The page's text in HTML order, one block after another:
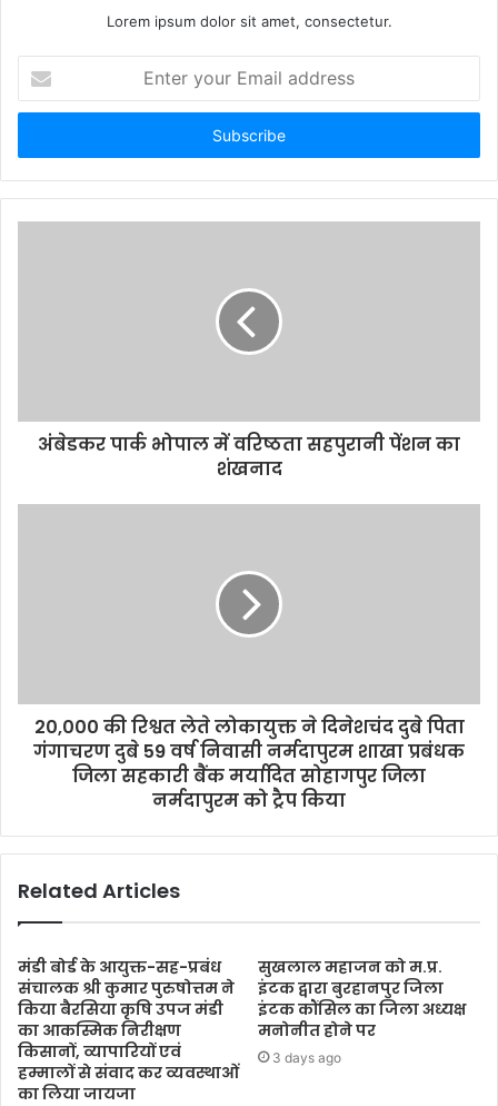
Lorem ipsum dolor sit amet, consectetur.
your
Email
अंबेडकर पार्क भोपाल में वरिष्ठता सहपुरानी पेंशन का
शंखनाद
20,000 की रिश्वत लेते लोकायुक्त ने दिनेशचंद दुबे पिता
गंगाचरण दुबे 59 वर्ष निवासी नर्मदापुरम शाखा प्रबंधक
जिला सहकारी बैंक मर्यादित सोहागपुर जिला
नर्मदापुरम को ट्रैप किया
Related Articles
मंडी बोर्ड के आयुक्त-सह-प्रबंध
संचालक श्री कुमार पुरुषोत्तम ने
किया बैरसिया कृषि उपज मंडी
का आकस्मिक निरीक्षण
किसानों, व्यापारियों एवं
हम्मालों से संवाद कर व्यवस्थाओं
का लिया जायजा
सुखलाल महाजन को म.प्र.
इंटक द्वारा बुरहानपुर जिला
इंटक कौंसिल का जिला अध्यक्ष
मनोनीत होने पर
3 days ago